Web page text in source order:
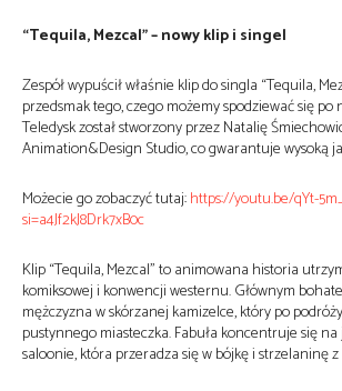
“Tequila, Mezcal” – nowy klip i singel
Zespół wypuścił właśnie klip do singla “Tequila,
przedsmak tego, czego możemy spodziewać się
Teledysk został stworzony przez Natalię
Animation&Design Studio, co gwarantuje wysoką
Możecie go zobaczyć tutaj:https://youtu.be/qYt-
si=a4Jf2kJ8Drk7xB0c
Klip “Tequila, Mezcal” to animowana historia
komiksowej i konwencji westernu. Głównym
mężczyzna w skórzanej kamizelce, który po
pustynnego miasteczka. Fabuła koncentruje się
saloonie, która przeradza się w bójkę i strzelaninę